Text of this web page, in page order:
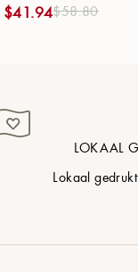
$58.80
$41.94
LOKAAL
Lokaal